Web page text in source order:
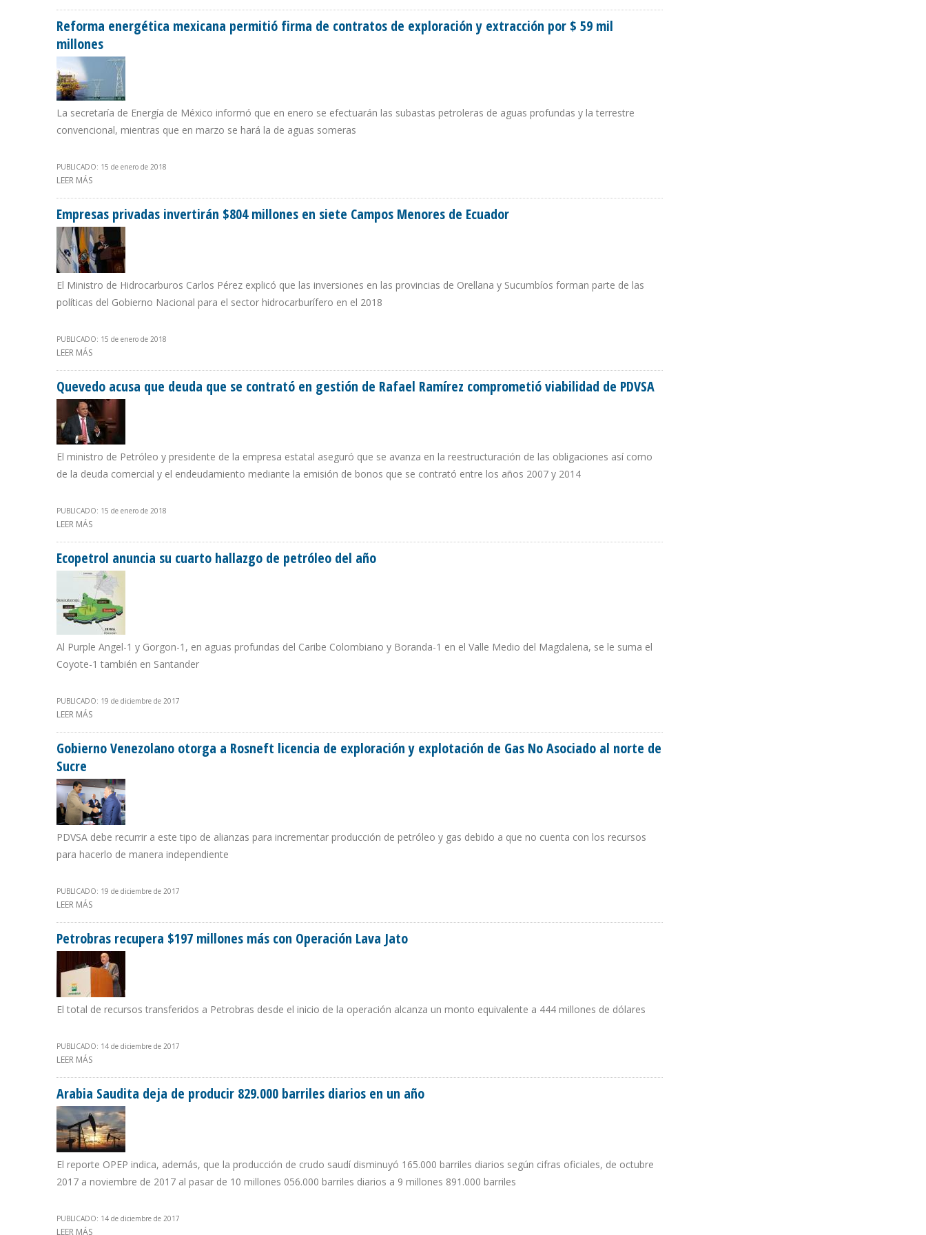
Reforma energética mexicana permitió firma de contratos de exploración y extracción por $ 59 mil
millones
La secretaría de Energía de México informó que en enero se efectuarán las subastas petroleras de aguas profundas y la terrestre
convencional, mientras que en marzo se hará la de aguas someras
PUBLICADO: 15 de enero de 2018
LEER MÁS
Empresas privadas invertirán $804 millones en siete Campos Menores de Ecuador
El Ministro de Hidrocarburos Carlos Pérez explicó que las inversiones en las provincias de Orellana y Sucumbíos forman parte de las
políticas del Gobierno Nacional para el sector hidrocarburífero en el 2018
PUBLICADO: 15 de enero de 2018
LEER MÁS
Quevedo acusa que deuda que se contrató en gestión de Rafael Ramírez comprometió viabilidad de PDVSA
El ministro de Petróleo y presidente de la empresa estatal aseguró que se avanza en la reestructuración de las obligaciones así como
de la deuda comercial y el endeudamiento mediante la emisión de bonos que se contrató entre los años 2007 y 2014
PUBLICADO: 15 de enero de 2018
LEER MÁS
Ecopetrol anuncia su cuarto hallazgo de petróleo del año
Al Purple Angel-1 y Gorgon-1, en aguas profundas del Caribe Colombiano y Boranda-1 en el Valle Medio del Magdalena, se le suma el
Coyote-1 también en Santander
PUBLICADO: 19 de diciembre de 2017
LEER MÁS
Gobierno Venezolano otorga a Rosneft licencia de exploración y explotación de Gas No Asociado al norte de
Sucre
PDVSA debe recurrir a este tipo de alianzas para incrementar producción de petróleo y gas debido a que no cuenta con los recursos
para hacerlo de manera independiente
PUBLICADO: 19 de diciembre de 2017
LEER MÁS
Petrobras recupera $197 millones más con Operación Lava Jato
El total de recursos transferidos a Petrobras desde el inicio de la operación alcanza un monto equivalente a 444 millones de dólares
PUBLICADO: 14 de diciembre de 2017
LEER MÁS
Arabia Saudita deja de producir 829.000 barriles diarios en un año
El reporte OPEP indica, además, que la producción de crudo saudí disminuyó 165.000 barriles diarios según cifras oficiales, de octubre
2017 a noviembre de 2017 al pasar de 10 millones 056.000 barriles diarios a 9 millones 891.000 barriles
PUBLICADO: 14 de diciembre de 2017
LEER MÁS